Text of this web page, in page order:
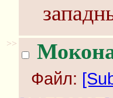
>>
Файл: